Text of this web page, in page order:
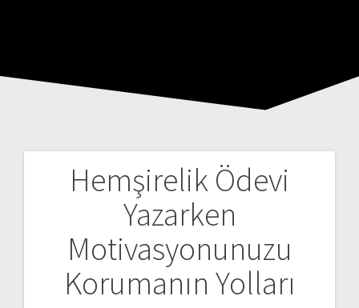
Hemşirelik Ödevi
Yazarken
Motivasyonunuzu
Korumanın Yolları
gezinmesi